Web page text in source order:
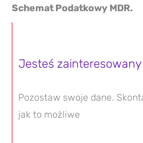
Schemat Podatkowy MDR.
Jesteś
Pozostaw swoje dane.
jak to możliwe